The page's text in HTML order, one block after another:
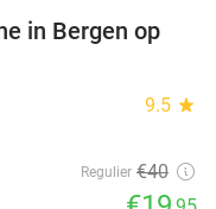
50%
in Bergen op
9.5 star
Regulier €40